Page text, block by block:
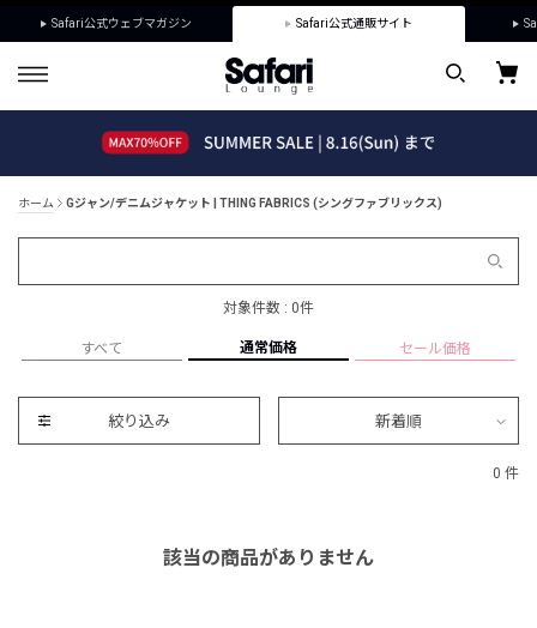
Safari公式ウェブマガジン Safari公式通販サイト
ホーム Gジャン/デニムジャケット | THING FABRICS (シングファブリックス)
対象件数 : 0件
すべて 通常価格 セール価格
絞り込み 新着順
0 件
該当の商品がありません